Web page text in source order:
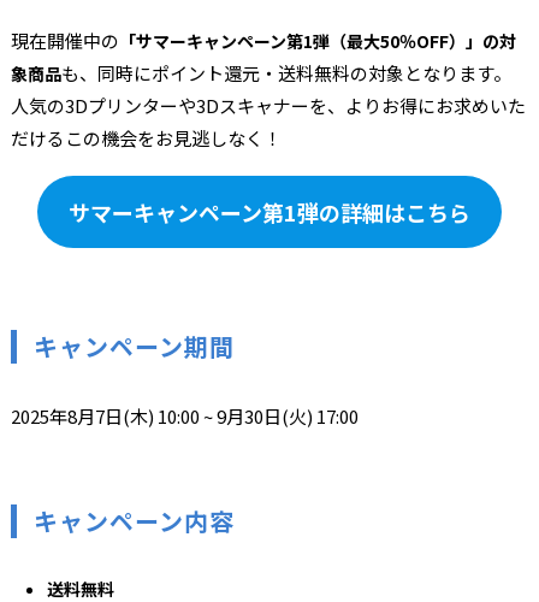
現在開催中の 「サマーキャンペーン第1弾（最大50％OFF）」の対
象商品も、同時にポイント還元・送料無料の対象となります。
人気の3Dプリンターや3Dスキャナーを、よりお得にお求めいた
だけるこの機会をお見逃しなく！
サマーキャンペーン第1弾の詳細はこちら
キャンペーン期間
2025年8月7日(木) 10:00 ~ 9月30日(火) 17:00
キャンペーン内容
送料無料